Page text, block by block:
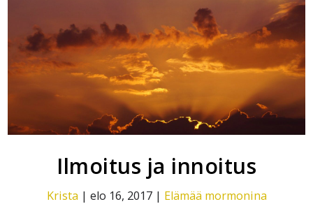
Ilmoitus ja innoitus
Krista | elo 16, 2017| Elämää mormonina